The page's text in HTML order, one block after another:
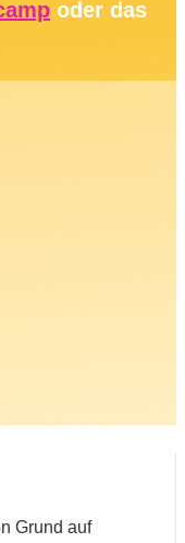
oder das
Grund auf